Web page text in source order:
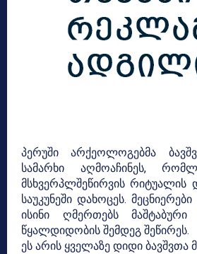
პერუში არქეოლოგებმა
სამარხი აღმოაჩინეს,
მსხვერპლშეწირვის რიტუალის
საუკუნეში დახოცეს.
ისინი ღმერთებს
წყალდიდობის შემდეგ შეწირეს.
ეს არის ყველაზე დიდი ბავშვთა